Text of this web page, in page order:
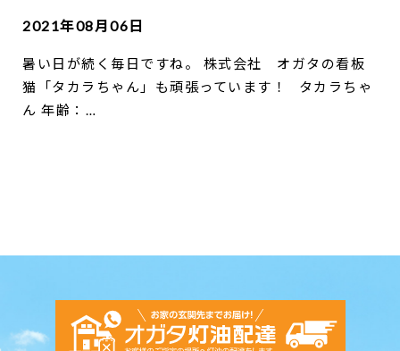
2021年08月06日
暑い日が続く毎日ですね。 株式会社 オガタの看板
猫「タカラちゃん」も頑張っています！ タカラちゃ
ん 年齢：…